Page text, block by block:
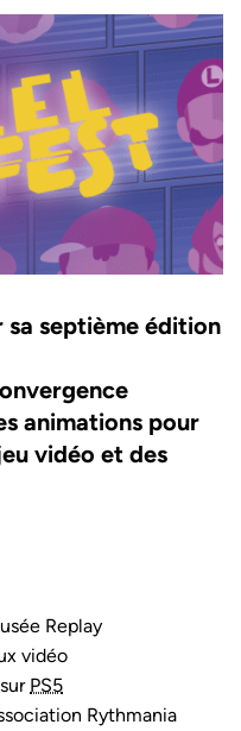
sa septième édition
animations pour
vidéo et des
Replay
vidéo
PS5
Rythmania